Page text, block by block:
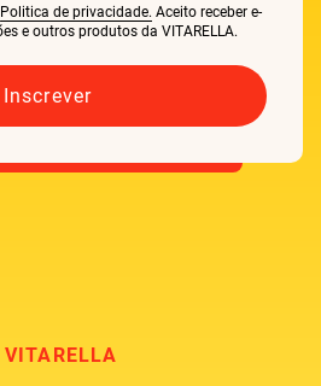
Politica de privacidade. Aceito receber e-
e outros produtos da VITARELLA.
VITARELLA